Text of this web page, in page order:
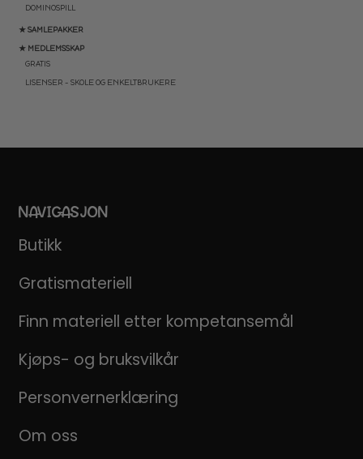
DOMINOSPILL
★ SAMLEPAKKER
★ MEDLEMSSKAP
GRATIS
LISENSER – SKOLE OG ENKELTBRUKERE
NAVIGASJON
Butikk
Gratismateriell
Finn materiell etter kompetansemål
Kjøps- og bruksvilkår
Personvernerklæring
Om oss